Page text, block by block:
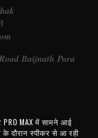
Baijnath Para
PRO MAX में सामने आई
के दौरान स्पीकर से आ रही